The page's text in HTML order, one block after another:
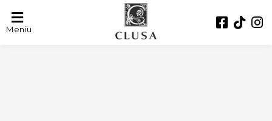
Meniu
BERKE